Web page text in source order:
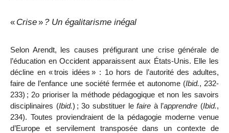
« Crise» ? Un égalitarisme inégal
Selon Arendt, les causes préfigurant une crise générale de
l’éducation en Occident apparaissent aux États-Unis. Elle les
décline en «trois idées » : 1ohors de l’autorité des adultes,
faire de l’enfance une société fermée et autonome (Ibid., 232-
233) ; 2o prioriser la méthode pédagogique et non les savoirs
disciplinaires (Ibid.) ; 3o substituer lefaire à l’apprendre (Ibid.,
234). Toutes proviendraient de la pédagogie moderne venue
d’Europe et servilement transposée dans un contexte de